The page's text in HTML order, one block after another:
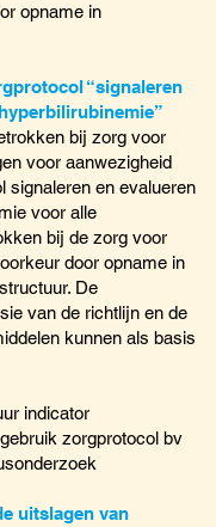
opname in
“signaleren
bij zorg voor
voor aanwezigheid
signaleren en evalueren
voor alle
bij de zorg voor
door opname in
De
van de richtlijn en de
kunnen als basis
indicator
zorgprotocol bv
uitslagen van